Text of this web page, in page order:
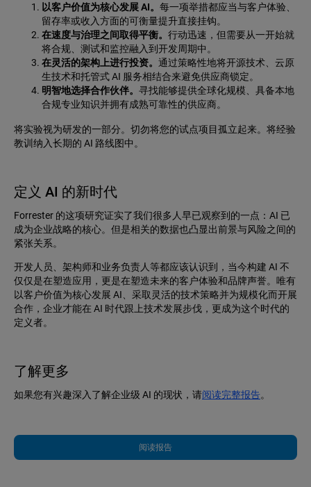
以客户价值为核心发展 AI。 每一项举措都应当与客户体验、
留存率或收入方面的可衡量提升直接挂钩。
在速度与治理之间取得平衡。 行动迅速，但需要从一开始就
将合规、测试和监控融入到开发周期中。
在灵活的架构上进行投资。 通过策略性地将开源技术、云原
生技术和托管式 AI 服务相结合来避免供应商锁定。
明智地选择合作伙伴。 寻找能够提供全球化规模、具备本地
合规专业知识并拥有成熟可靠性的供应商。
将实验视为研发的一部分。切勿将您的试点项目孤立起来。将经验
教训纳入长期的 AI 路线图中。
定义 AI 的新时代
Forrester 的这项研究证实了我们很多人早已观察到的一点：AI 已
成为企业战略的核心。但是相关的数据也凸显出前景与风险之间的
紧张关系。
开发人员、架构师和业务负责人等都应该认识到，当今构建 AI 不
仅仅是在塑造应用，更是在塑造未来的客户体验和品牌声誉。唯有
以客户价值为核心发展 AI、采取灵活的技术策略并为规模化而开展
合作，企业才能在 AI 时代跟上技术发展步伐，更成为这个时代的
定义者。
了解更多
如果您有兴趣深入了解企业级 AI 的现状，请阅读完整报告。
阅读报告